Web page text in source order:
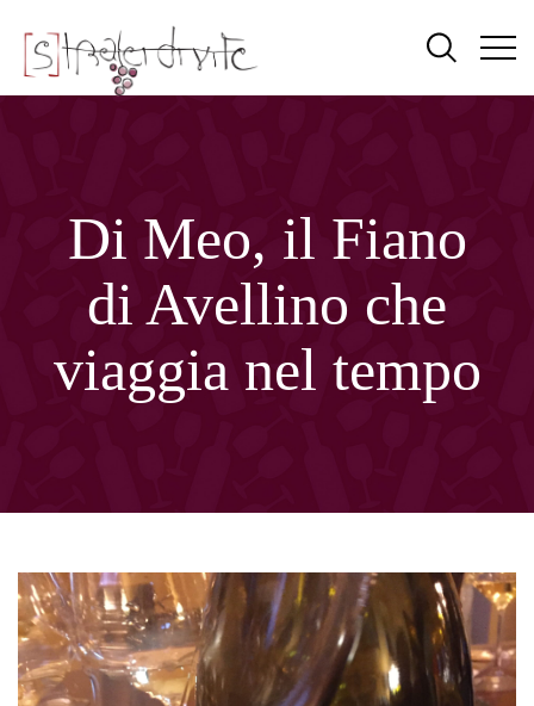
Di Meo, il Fiano
di Avellino che
viaggia nel tempo